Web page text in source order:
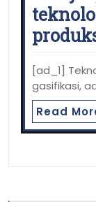
[ad_1]
gasifikasi,
Read